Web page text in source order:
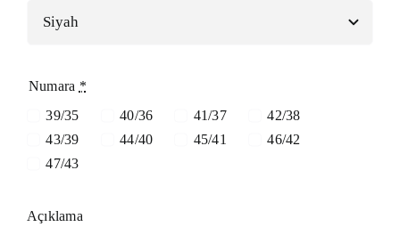
Numara *
39/35
40/36 41/37
42/38
43/39
44/40 45/41
46/42
47/43
Açıklama